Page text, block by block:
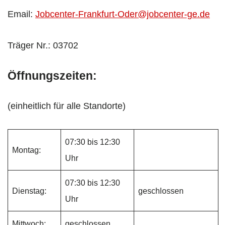
Email: Jobcenter-Frankfurt-Oder@jobcenter-ge.de
Träger Nr.: 03702
Öffnungszeiten:
(einheitlich für alle Standorte)
Montag:
07:30 bis 12:30
Uhr
Dienstag:
07:30 bis 12:30
Uhr
geschlossen